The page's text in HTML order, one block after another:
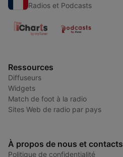
Radios et Podcasts
Ressources
Diffuseurs
Widgets
Match de foot à la radio
Sites Web de radio par pays
À propos de nous et contacts
Politique de confidentialité